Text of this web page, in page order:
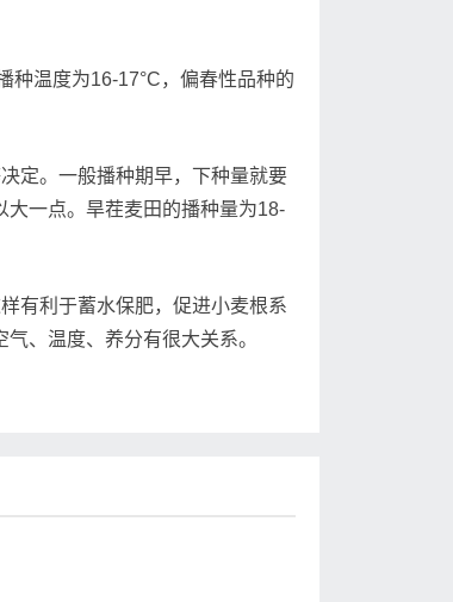
温度为16-17°C，偏春性品种的
。一般播种期早，下种量就要
一点。旱茬麦田的播种量为18-
利于蓄水保肥，促进小麦根系
、温度、养分有很大关系。